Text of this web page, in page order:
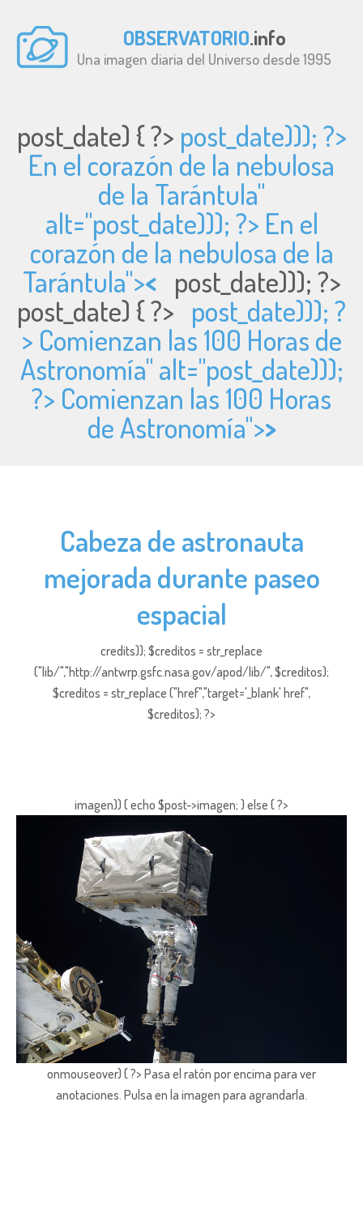
OBSERVATORIO.info
Una imagen diaria del Universo desde 1995
post_date) { ?> post_date))); ?>
En el corazón de la nebulosa
de la Tarántula"
alt="post_date))); ?> En el
corazón de la nebulosa de la
Tarántula">< post_date))); ?>
post_date) { ?> post_date))); ?
> Comienzan las 100 Horas de
Astronomía" alt="post_date)));
?> Comienzan las 100 Horas
de Astronomía">>
Cabeza de astronauta
mejorada durante paseo
espacial
credits)); $creditos = str_replace
("lib/","http://antwrp.gsfc.nasa.gov/apod/lib/", $creditos);
$creditos = str_replace ("href","target='_blank' href",
$creditos); ?>
imagen)) { echo $post->imagen; } else { ?>
onmouseover) { ?> Pasa el ratón por encima para ver
anotaciones. Pulsa en la imagen para agrandarla.